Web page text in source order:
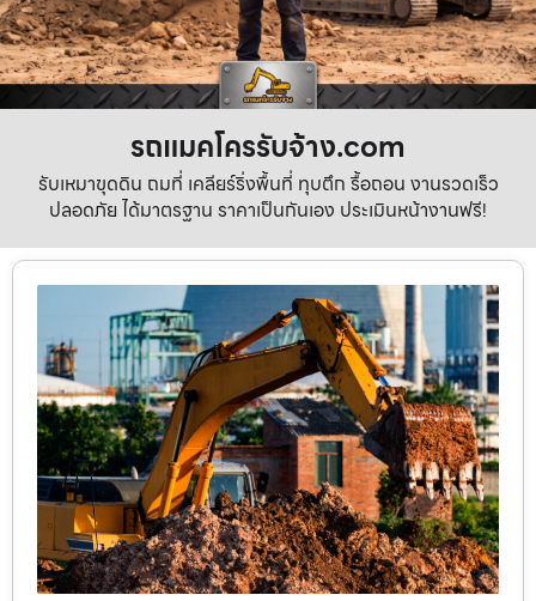
รถแมคโครรับจ้าง.com
รับเหมาขุดดิน ถมที่ เคลียร์ริ่งพื้นที่ ทุบตึก รื้อถอน งานรวดเร็ว
ปลอดภัย ได้มาตรฐาน ราคาเป็นกันเอง ประเมินหน้างานฟรี!